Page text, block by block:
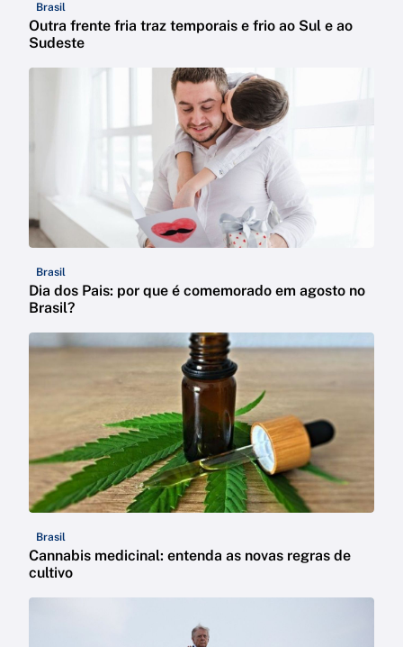
Brasil
Outra frente fria traz temporais e frio ao Sul e ao
Sudeste
Brasil
Dia dos Pais: por que é comemorado em agosto no
Brasil?
Brasil
Cannabis medicinal: entenda as novas regras de
cultivo